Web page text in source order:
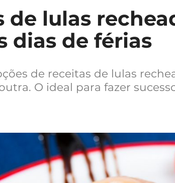
de lulas
dias de férias
de receitas de lulas
O ideal para fazer